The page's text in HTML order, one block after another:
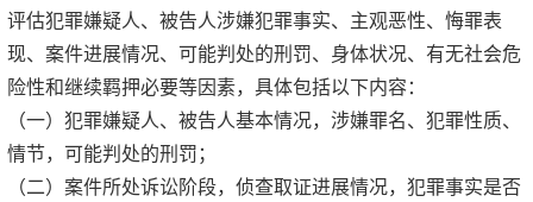
评估犯罪嫌疑人、被告人涉嫌犯罪事实、主观恶性、悔罪表
现、案件进展情况、可能判处的刑罚、身体状况、有无社会危
险性和继续羁押必要等因素，具体包括以下内容：
（一）犯罪嫌疑人、被告人基本情况，涉嫌罪名、犯罪性质、
情节，可能判处的刑罚；
（二）案件所处诉讼阶段，侦查取证进展情况，犯罪事实是否